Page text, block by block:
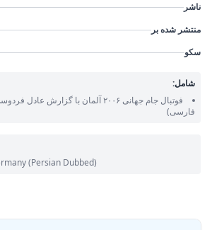
ناشر
منتشر شده بر
سکو
شامل:
فوتبال جام جهانی ۲۰۰۶ آلمان با گزارش عادل فردوسی پور
فارسی)
(Persian Dubbed)